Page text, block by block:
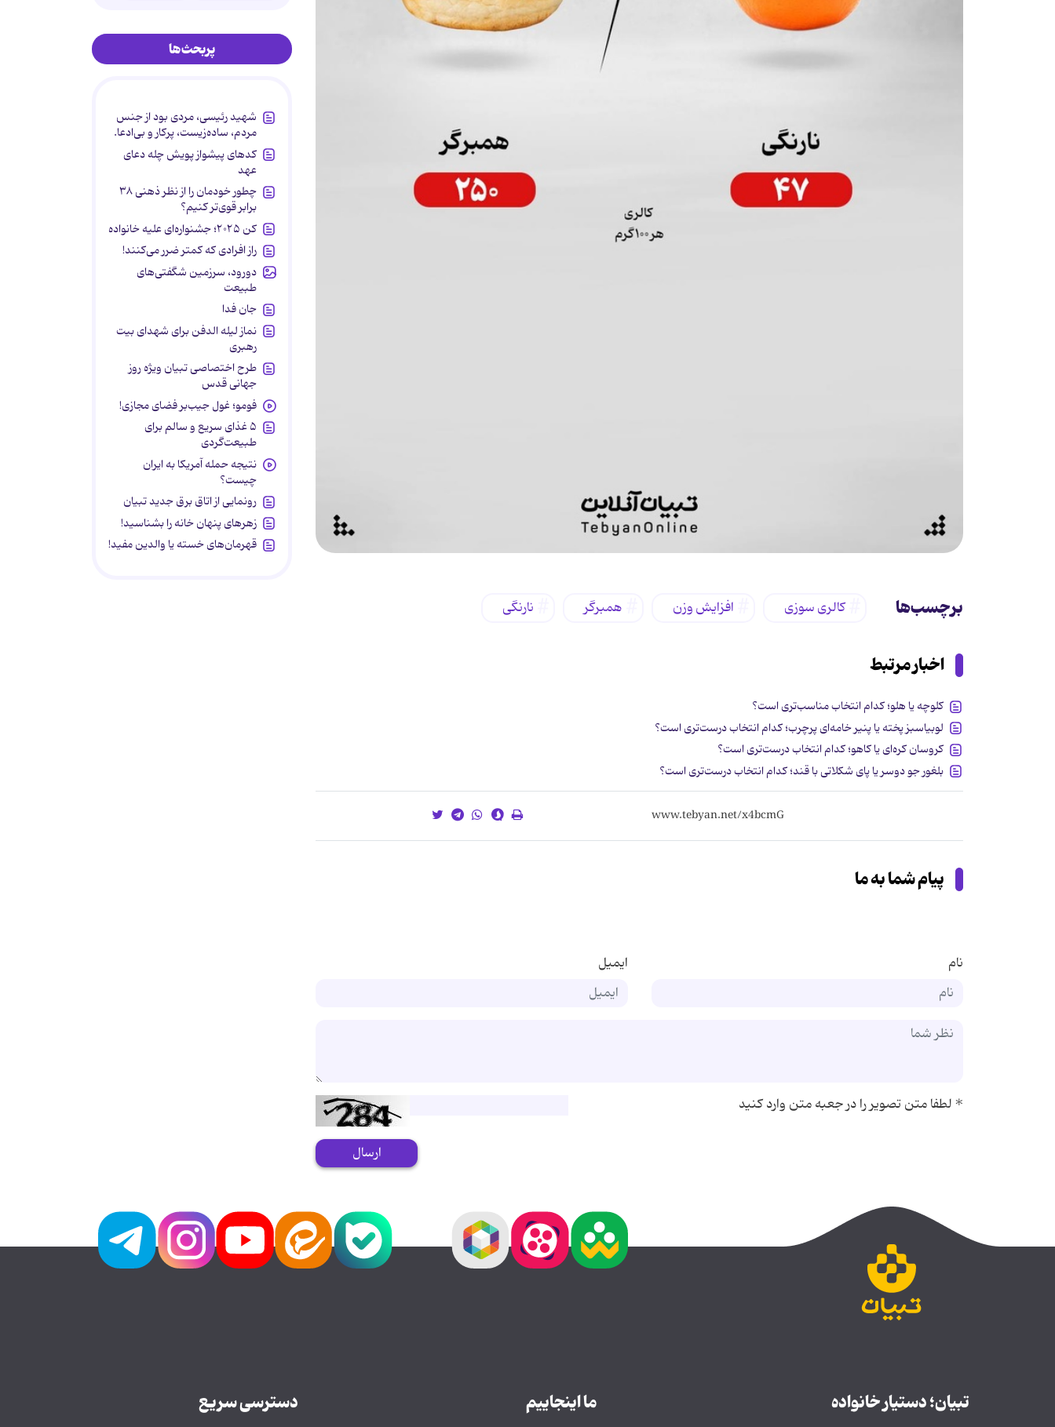
برچسب‌ها کالری سوزی افزایش وزن همبرگر نارنگی
اخبار مرتبط
کلوچه یا هلو؛ کدام انتخاب مناسب‌تری است؟
لوبیاسبز پخته یا پنیر خامه‌ای پرچرب؛ کدام انتخاب درست‌تری است؟
کروسان کره‌ای یا کاهو؛ کدام انتخاب درست‌تری است؟
بلغور جو دوسر یا پای شکلاتی با قند؛ کدام انتخاب درست‌تری است؟
پیام شما به ما
نام ایمیل
*لطفا متن تصویر را در جعبه متن وارد کنید
ارسال
پربحث‌ها
شهید رئیسی، مردی بود از جنس
مردم، ساده‌زیست، پرکار و بی‌ادعا.
کدهای پیشواز پویش چله دعای
عهد
چطور خودمان را از نظر ذهنی ۳۸
برابر قوی‌تر کنیم؟
کن ۲۰۲۵؛ جشنواره‌ای علیه خانواده
راز افرادی که کمتر ضرر می‌کنند!
دورود، سرزمین شگفتی‌های
طبیعت
جان فدا
نماز لیله الدفن برای شهدای بیت
رهبری
طرح اختصاصی تبیان ویژه روز
جهانی قدس
فومو؛ غول جیب‌بر فضای مجازی!
۵ غذای سریع و سالم برای
طبیعت‌گردی
نتیجه حمله آمریکا به ایران
چیست؟
رونمایی از اتاق برق جدید تبیان
زهرهای پنهان خانه را بشناسید!
قهرمان‌های خسته یا والدین مفید!
تبیان؛ دستیار خانواده ما اینجاییم دسترسی سریع